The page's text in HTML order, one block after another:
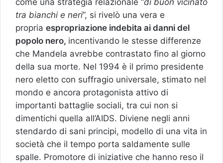
come una strategia relazionale “di buon vicinato
tra bianchi e neri”, si rivelò una vera e
propria espropriazione indebita ai danni del
popolo nero, incentivando le stesse differenze
che Mandela avrebbe contrastato fino al giorno
della sua morte. Nel 1994 è il primo presidente
nero eletto con suffragio universale, stimato nel
mondo e ancora protagonista attivo di
importanti battaglie sociali, tra cui non si
dimentichi quella all’AIDS. Diviene negli anni
stendardo di sani principi, modello di una vita in
società che il tempo porta saldamente sulle
spalle. Promotore di iniziative che hanno reso il